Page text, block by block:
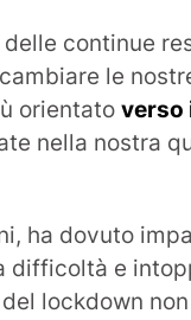
continue
le
orientatoverso
nella nostra
ha dovuto
difficoltà e
lockdown